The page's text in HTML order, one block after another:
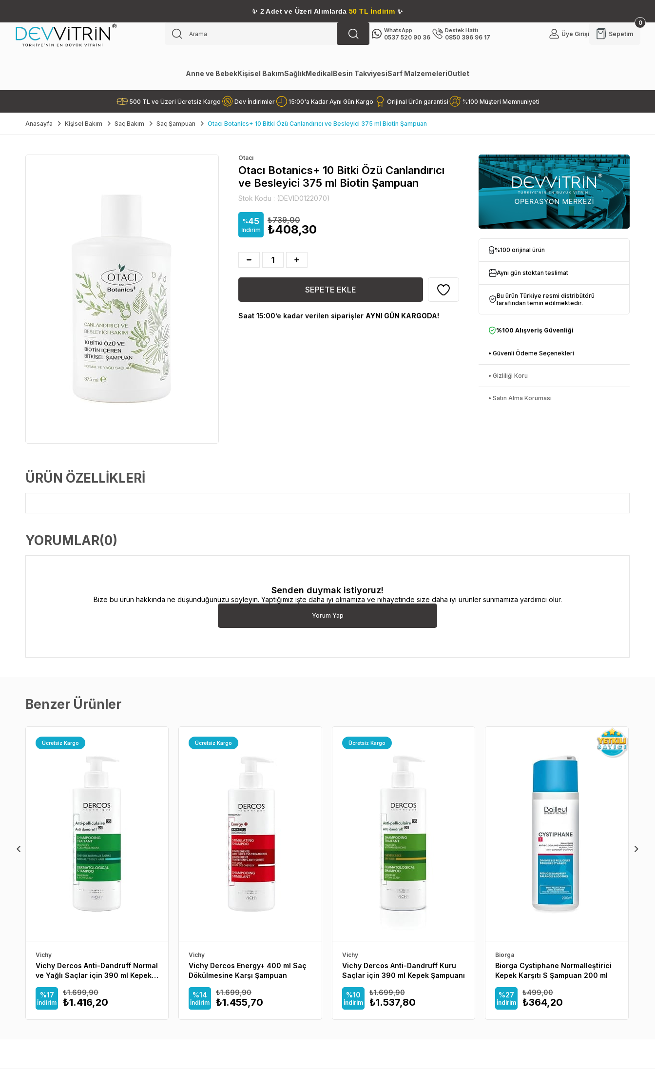
✨ 2 Adet ve Üzeri Alımlarda 50 TL İndirim ✨
WhatsApp
0537 520 90 36
Destek Hattı
0850 396 96 17 Üye Girişi Sepetim
0
Anne ve BebekKişisel BakımSağlıkMedikalBesin TakviyesiSarf MalzemeleriOutlet
500 TL ve Üzeri Ücretsiz Kargo Dev İndirimler 15:00'a Kadar Aynı Gün Kargo Orijinal Ürün garantisi %100 Müşteri Memnuniyeti
Anasayfa Kişisel Bakım Saç Bakım Saç Şampuan Otacı Botanics+ 10 Bitki Özü Canlandırıcı ve Besleyici 375 ml Biotin Şampuan
Otacı
Otacı Botanics+ 10 Bitki Özü Canlandırıcı
ve Besleyici 375 ml Biotin Şampuan
Stok Kodu (DEVID0122070)
%45
İndirim
₺739,00
₺408,30
Saat 15:00’e kadar verilen siparişler AYNI GÜN KARGODA!
%100 orijinal ürün
Aynı gün stoktan teslimat
Bu ürün Türkiye resmi distribütörü
tarafından temin edilmektedir.
%100 Alışveriş Güvenliği
• Güvenli Ödeme Seçenekleri
• Gizliliği Koru
• Satın Alma Koruması
ÜRÜN ÖZELLIKLERI
YORUMLAR(0)
Senden duymak istiyoruz!
Bize bu ürün hakkında ne düşündüğünüzü söyleyin. Yaptığımız işte daha iyi olmamıza ve nihayetinde size daha iyi ürünler sunmamıza yardımcı olur.
Yorum Yap
Benzer Ürünler
Vichy
Vichy Dercos Anti-Dandruff Normal
ve Yağlı Saçlar için 390 ml Kepek
%17
İndirim ₺1.416,20
₺1.699,90
Ücretsiz Kargo
Vichy
Vichy Dercos Energy+ 400 ml Saç
Dökülmesine Karşı Şampuan
%14
İndirim ₺1.455,70
₺1.699,90
Ücretsiz Kargo
Vichy
Vichy Dercos Anti-Dandruff Kuru
Saçlar için 390 ml Kepek Şampuanı
%10
İndirim ₺1.537,80
₺1.699,90
Ücretsiz Kargo
Biorga
Biorga Cystiphane Normalleştirici
Kepek Karşıtı S Şampuan 200 ml
%27
İndirim ₺364,20
₺499,00